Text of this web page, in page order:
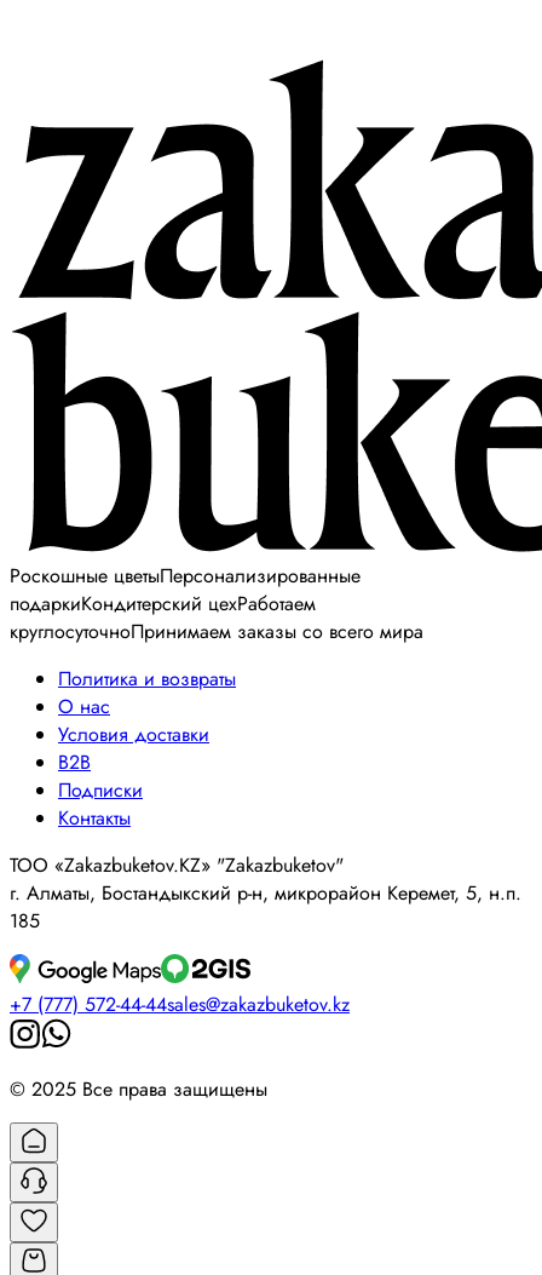
Роскошные цветыПерсонализированные
подаркиКондитерский цехРаботаем
круглосуточноПринимаем заказы со всего мира
Политика и возвраты
О нас
Условия доставки
B2B
Подписки
Контакты
ТОО «Zakazbuketov.KZ» "Zakazbuketov"
г. Алматы, Бостандыкский р-н, микрорайон Керемет, 5, н.п.
185
+7 (777) 572-44-44sales@zakazbuketov.kz
© 2025 Все права защищены